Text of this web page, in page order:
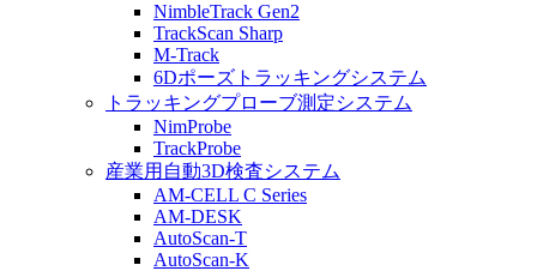
NimbleTrack Gen2
TrackScan Sharp
M-Track
6Dポーズトラッキングシステム
トラッキングプローブ測定システム
NimProbe
TrackProbe
産業用自動3D検査システム
AM-CELL C Series
AM-DESK
AutoScan-T
AutoScan-K